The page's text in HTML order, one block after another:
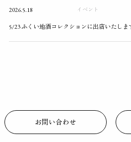
2026.5.18 イベント
5/23 ふくい地酒コレクションに出店いたしま
の
ペ
お問い合わせ